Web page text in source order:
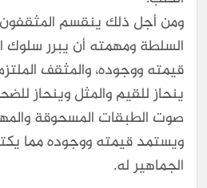
ومن أجل ذلك ينقسم
السلطة ومهمته أن يبرر
قيمته ووجوده، والمثقف
ينحاز للقيم والمثل وينحاز
صوت الطبقات المسحوقة
ويستمد قيمته ووجوده مما
الجماهير له.